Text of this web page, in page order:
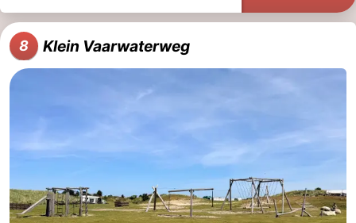
8 Klein Vaarwaterweg